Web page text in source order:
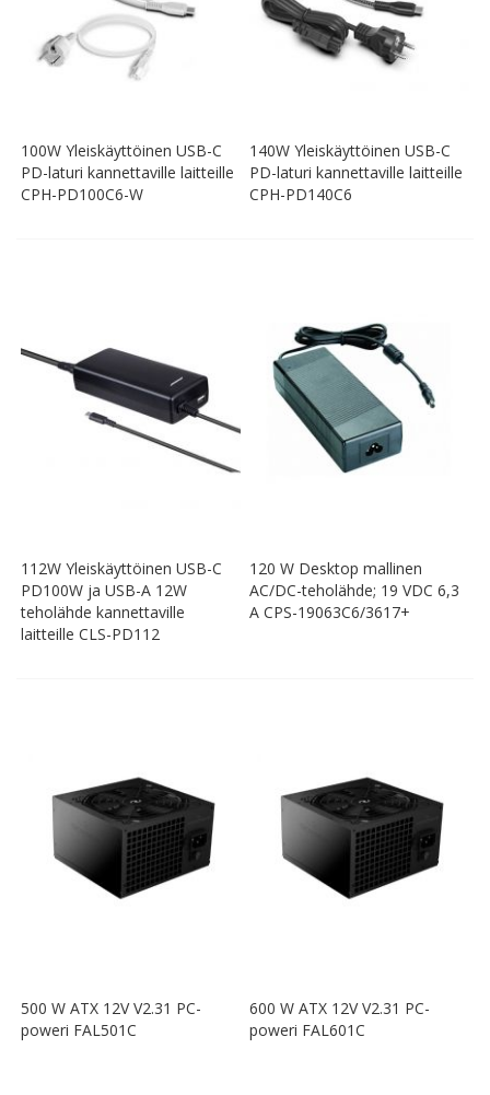
100W Yleiskäyttöinen USB-C
PD-laturi kannettaville laitteille
CPH-PD100C6-W
140W Yleiskäyttöinen USB-C
PD-laturi kannettaville laitteille
CPH-PD140C6
112W Yleiskäyttöinen USB-C
PD100W ja USB-A 12W
teholähde kannettaville
laitteille CLS-PD112
120 W Desktop mallinen
AC/DC-teholähde; 19 VDC 6,3
A CPS-19063C6/3617+
500 W ATX 12V V2.31 PC-
poweri FAL501C
600 W ATX 12V V2.31 PC-
poweri FAL601C